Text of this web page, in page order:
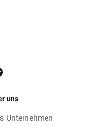
uns
Unternehmen